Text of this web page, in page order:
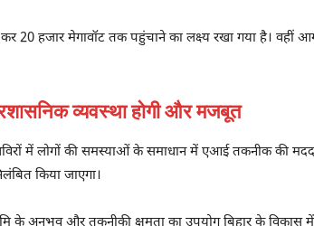
20 हजार मेगावॉट तक पहुंचाने का लक्ष्य रखा गया है। वहीं
व्यवस्था होगी और मजबूत
में लोगों की समस्याओं के समाधान में एआई तकनीक की मदद
किया जाएगा।